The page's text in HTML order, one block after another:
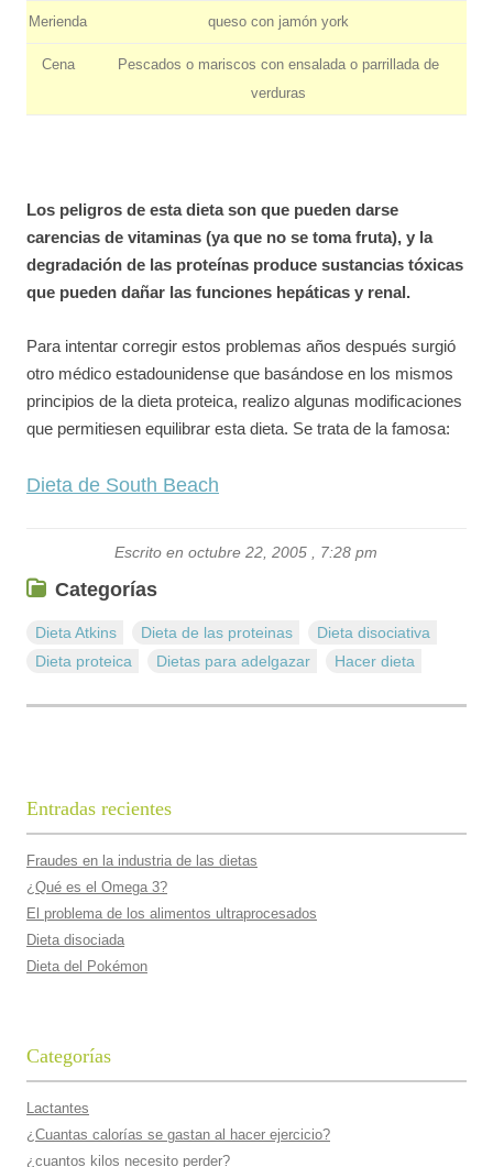
Merienda queso con jamón york
Cena
Pescados o mariscos con ensalada o parrillada de
verduras
Los peligros de esta dieta son que pueden darse
carencias de vitaminas (ya que no se toma fruta), y la
degradación de las proteínas produce sustancias tóxicas
que pueden dañar las funciones hepáticas y renal.
Para intentar corregir estos problemas años después surgió
otro médico estadounidense que basándose en los mismos
principios de la dieta proteica, realizo algunas modificaciones
que permitiesen equilibrar esta dieta. Se trata de la famosa:
Dieta de South Beach
Escrito en octubre 22, 2005 , 7:28 pm
Categorías
Dieta Atkins Dieta de las proteinas
Dieta disociativa
Dieta proteica
Dietas para adelgazar Hacer dieta
Entradas recientes
Fraudes en la industria de las dietas
¿Qué es el Omega 3?
El problema de los alimentos ultraprocesados
Dieta disociada
Dieta del Pokémon
Categorías
Lactantes
¿Cuantas calorí­as se gastan al hacer ejercicio?
¿cuantos kilos necesito perder?